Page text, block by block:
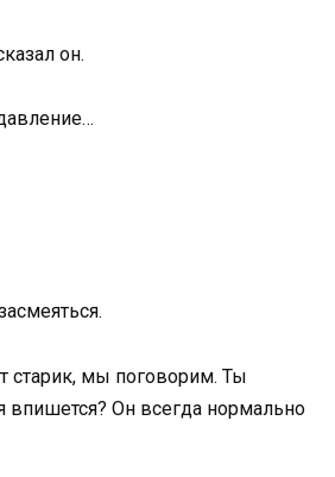
он.
старик, мы поговорим. Ты
впишется? Он всегда нормально